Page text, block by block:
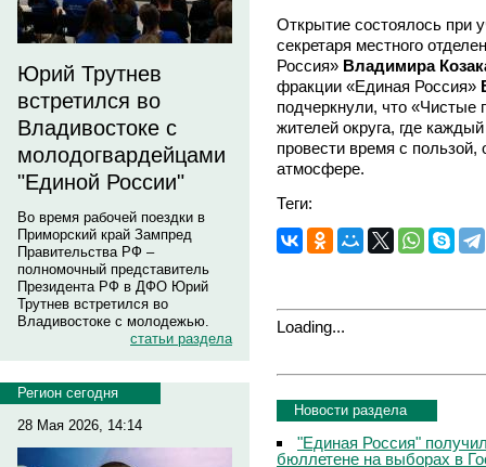
Юрий Трутнев
встретился во
Владивостоке с
молодогвардейцами
"Единой России"
Во время рабочей поездки в
Приморский край Зампред
Правительства РФ –
полномочный представитель
Президента РФ в ДФО Юрий
Трутнев встретился во
Владивостоке с молодежью.
статьи раздела
Регион сегодня
28 Мая 2026, 14:14
Открытие состоялось при
секретаря местного
Россия» Владимира
фракции «Единая Россия»
подчеркнули, что «Чистые
жителей округа, где
провести время с
атмосфере.
Теги:
Loading...
Новости раздела
"Единая Россия"
бюллетене на выборах в